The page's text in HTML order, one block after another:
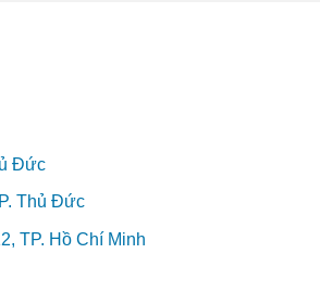
Đức
Thủ Đức
TP. Hồ Chí Minh